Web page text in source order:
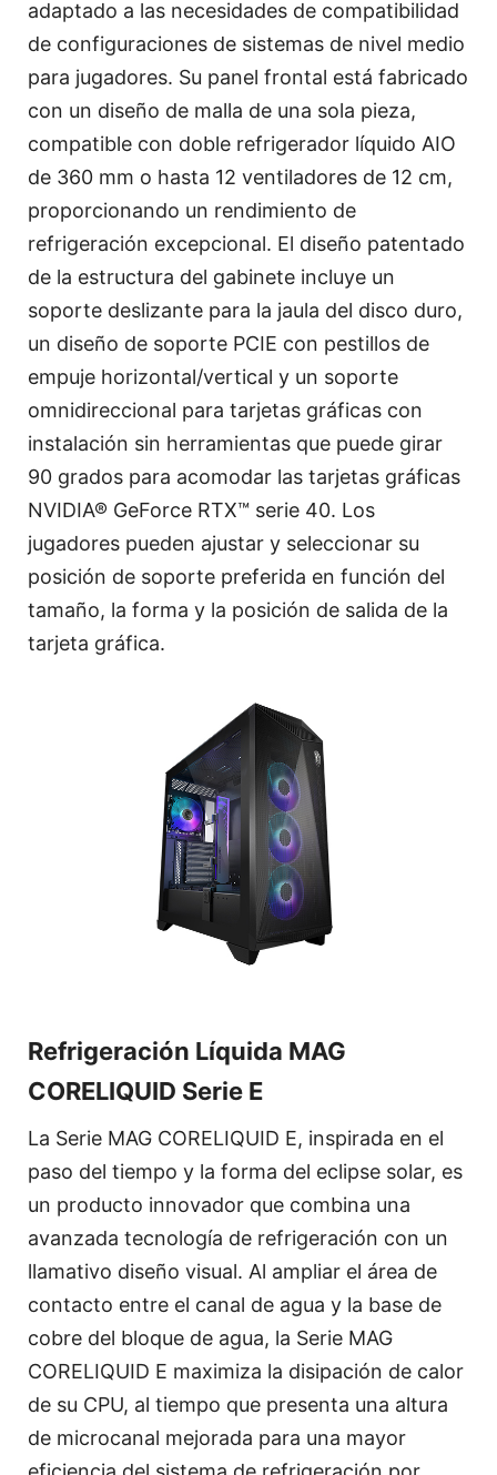
adaptado a las necesidades de compatibilidad
de configuraciones de sistemas de nivel medio
para jugadores. Su panel frontal está fabricado
con un diseño de malla de una sola pieza,
compatible con doble refrigerador líquido AIO
de 360 mm o hasta 12 ventiladores de 12 cm,
proporcionando un rendimiento de
refrigeración excepcional. El diseño patentado
de la estructura del gabinete incluye un
soporte deslizante para la jaula del disco duro,
un diseño de soporte PCIE con pestillos de
empuje horizontal/vertical y un soporte
omnidireccional para tarjetas gráficas con
instalación sin herramientas que puede girar
90 grados para acomodar las tarjetas gráficas
NVIDIA® GeForce RTX™ serie 40. Los
jugadores pueden ajustar y seleccionar su
posición de soporte preferida en función del
tamaño, la forma y la posición de salida de la
tarjeta gráfica.
Refrigeración Líquida MAG
CORELIQUID Serie E
La Serie MAG CORELIQUID E, inspirada en el
paso del tiempo y la forma del eclipse solar, es
un producto innovador que combina una
avanzada tecnología de refrigeración con un
llamativo diseño visual. Al ampliar el área de
contacto entre el canal de agua y la base de
cobre del bloque de agua, la Serie MAG
CORELIQUID E maximiza la disipación de calor
de su CPU, al tiempo que presenta una altura
de microcanal mejorada para una mayor